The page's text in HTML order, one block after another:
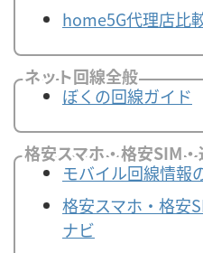
home5G代理店比
ネット回線全般
ぼくの回線ガイド
格安スマホ・格安SIM
モバイル回線情報
格安スマホ・格安
ナビ